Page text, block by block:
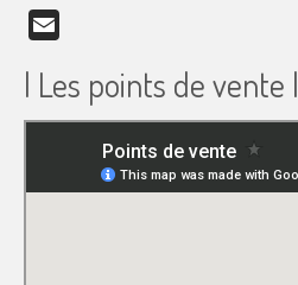
| Les points de vente |